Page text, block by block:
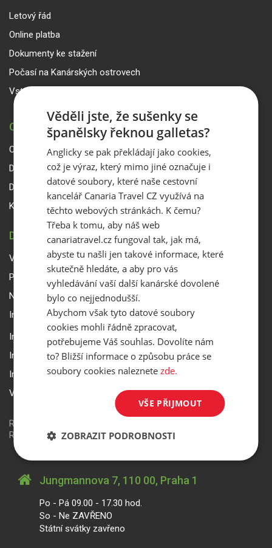
Letový řád
Online platba
Dokumenty ke stažení
Počasí na Kanárských ostrovech
Vstup pro partnery
CANARIA TRAVEL CZ
O Canaria Travel CZ
Dárkové poukazy
Delegáti
Kontakty
DŮLEŽITÉ INFORMACE
Všeobecné smluvní podmínky a reklamační řád
Přepravní podmínky Smartwings
Nastavení a ochrana soukromí
Informace k rezervaci zájezdu
Informace k pojištění
Informace k letecké přepravě
Informace k ubytování a pobytu
Volitelné doplňkové služby
Redakční systém
RealizaceMagicWare
Jungmannova 7, 110 00, Praha 1
Po - Pá 09.00 - 17.30 hod.
So - Ne ZAVŘENO
Státní svátky zavřeno
Věděli jste, že sušenky se
španělsky řeknou galletas?
Anglicky se pak překládají jako cookies,
což je výraz, který mimo jiné označuje i
datové soubory, které naše cestovní
kancelář Canaria Travel CZ využívá na
těchto webových stránkách. K čemu?
Třeba k tomu, aby náš web
canariatravel.cz fungoval tak, jak má,
abyste tu našli jen takové informace, které
skutečně hledáte, a aby pro vás
vyhledávání vaší další kanárské dovolené
bylo co nejjednodušší.
Abychom však tyto datové soubory
cookies mohli řádně zpracovat,
potřebujeme Váš souhlas. Dovolíte nám
to? Bližší informace o způsobu práce se
soubory cookies naleznetezde.
VŠE PŘIJMOUT
ZOBRAZIT PODROBNOSTI